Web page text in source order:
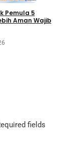
Pemula 5
Aman Wajib
fields